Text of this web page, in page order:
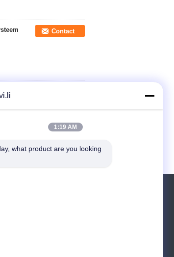
Contact
10
1:19 AM
what product are you looking